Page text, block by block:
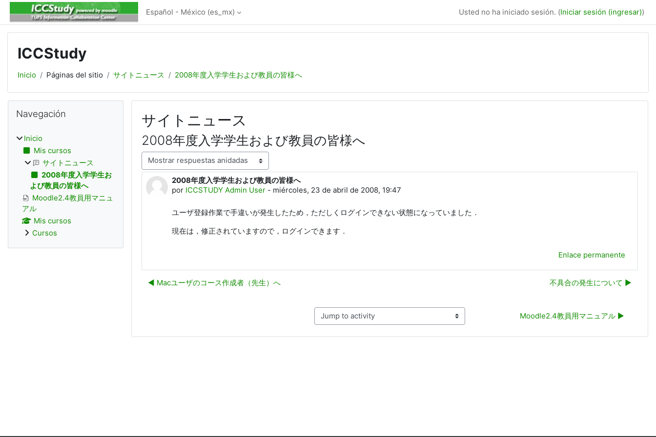
Saltar al contenido principal
Español - México ‎(es_mx)‎ Usted no ha iniciado sesión. (Iniciar sesión (ingresar))
ICCStudy
Inicio Páginas del sitio サイトニュース 2008年度入学学生および教員の皆様へ
サイトニュース
2008年度入学学生および教員の皆様へ
Modo de visualización
2008年度入学学生および教員の皆様へ
por ICCSTUDY Admin User- miércoles, 23 de abril de 2008, 19:47
Número de respuestas: 0
ユーザ登録作業で手違いが発生したため，ただしくログインできない状態になっていました．
現在は，修正されていますので，ログインできます．
Enlace permanente
◀︎ Macユーザのコース作成者（先生）へ 不具合の発生について ▶︎
Jump to activity Moodle2.4教員用マニュアル ▶︎
Bloques
Navegación
Inicio
Mis cursos
サイトニュース
2008年度入学学生お
よび教員の皆様へ
Moodle2.4教員用マニュ
アル
Mis cursos
Cursos